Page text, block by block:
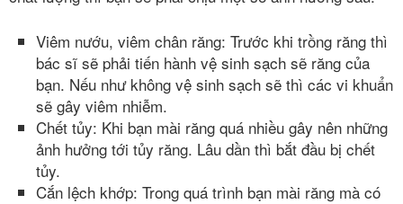
Viêm nướu, viêm chân răng: Trước khi trồng răng thì
bác sĩ sẽ phải tiến hành vệ sinh sạch sẽ răng của
bạn. Nếu như không vệ sinh sạch sẽ thì các vi khuẩn
sẽ gây viêm nhiễm.
Chết tủy: Khi bạn mài răng quá nhiều gây nên những
ảnh hưởng tới tủy răng. Lâu dần thì bắt đầu bị chết
tủy.
Cắn lệch khớp: Trong quá trình bạn mài răng mà có